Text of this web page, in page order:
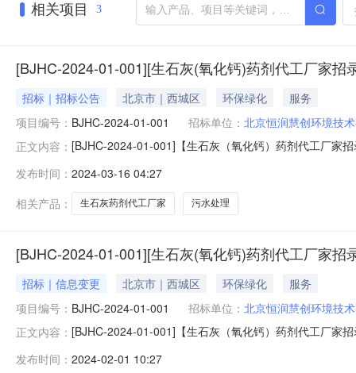
相关项目 3
[BJHC-2024-01-001][生石灰(氧化钙)药剂代工厂家招
招标｜招标公告 北京市｜西城区 环保绿化
服务
项目编号： BJHC-2024-01-001 招标单位： 北京恒润慧创环境技
正文内容： [BJHC-2024-01-001]【生石灰（氧化钙）药剂代工厂家
剂代工厂家招录项目招标公告第一章采购邀请书生石灰
批准，
发布时间： 2024-03-16 04:27
相关产品：
生石灰药剂代工厂家 污水处理
[BJHC-2024-01-001][生石灰(氧化钙)药剂代工厂家招
招标｜信息变更 北京市｜西城区 环保绿化
服务
项目编号： BJHC-2024-01-001 招标单位： 北京恒润慧创环境技
正文内容： [BJHC-2024-01-001]【生石灰（氧化钙）药剂代工厂家
BJHC-2024-01-001原公告的采购项目名称：生石灰（氧
发布时间： 2024-02-01 10:27